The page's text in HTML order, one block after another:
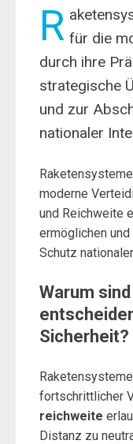
R für die
durch ihre
strategische
und zur
nationaler
moderne
und Reichweite
ermöglichen
Schutz
Warum
Sicherheit?
fortschrittlicher
reichweite
Distanz zu